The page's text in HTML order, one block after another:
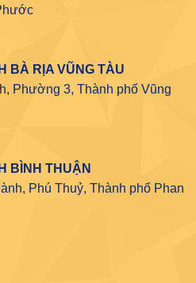
BÀ RỊA VŨNG TÀU
Phường 3, Thành phố Vũng
BÌNH THUẬN
Phú Thuỷ, Thành phố Phan